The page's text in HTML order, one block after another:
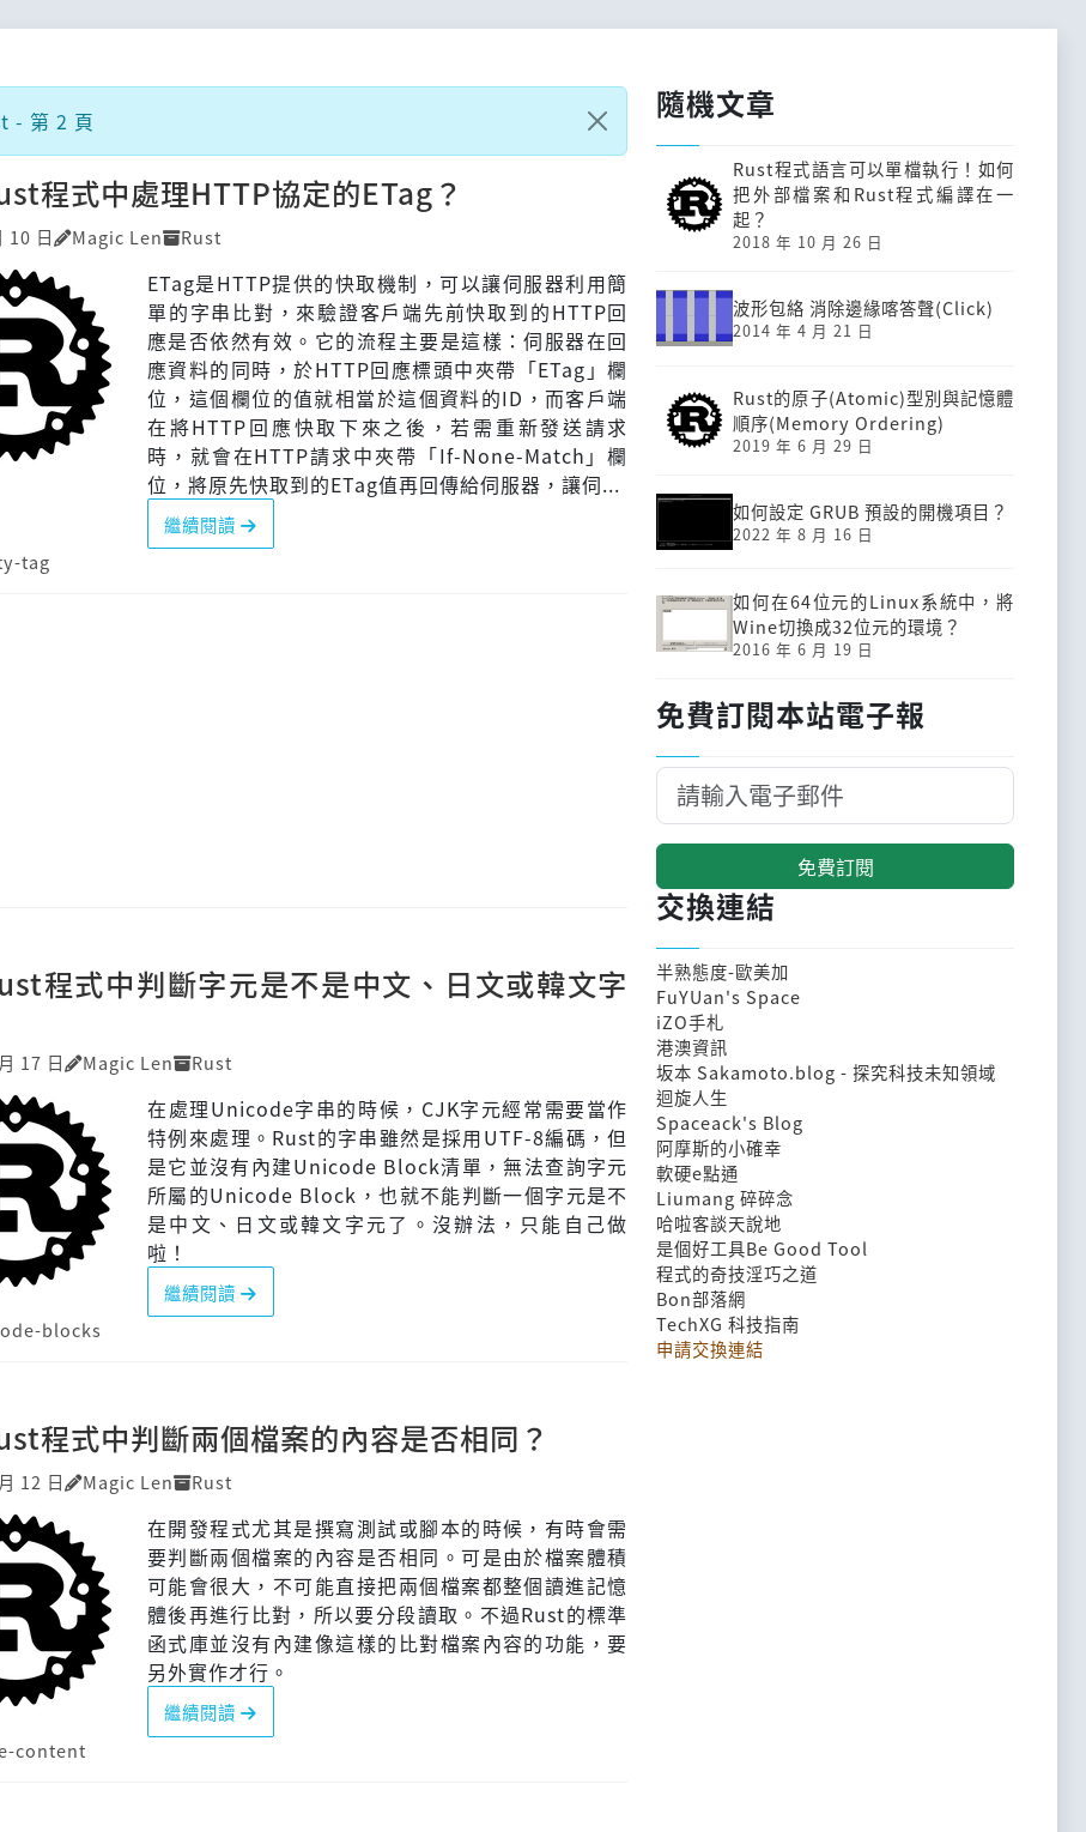
- 第 2 頁
程式中處理HTTP協定的ETag？
10 日 Magic Len Rust
ETag是HTTP提供的快取機制，可以讓伺服器利用簡
單的字串比對，來驗證客戶端先前快取到的HTTP回
應是否依然有效。它的流程主要是這樣：伺服器在回
應資料的同時，於HTTP回應標頭中夾帶「ETag」欄
位，這個欄位的值就相當於這個資料的ID，而客戶端
在將HTTP回應快取下來之後，若需重新發送請求
時，就會在HTTP請求中夾帶「If-None-Match」欄
位，將原先快取到的ETag值再回傳給伺服器，讓伺...
繼續閱讀
tag
程式中判斷字元是不是中文、日文或韓文字
17 日 Magic Len Rust
在處理Unicode字串的時候，CJK字元經常需要當作
特例來處理。Rust的字串雖然是採用UTF-8編碼，但
是它並沒有內建Unicode Block清單，無法查詢字元
所屬的Unicode Block，也就不能判斷一個字元是不
是中文、日文或韓文字元了。沒辦法，只能自己做
啦！
繼續閱讀
blocks
程式中判斷兩個檔案的內容是否相同？
12 日 Magic Len Rust
在開發程式尤其是撰寫測試或腳本的時候，有時會需
要判斷兩個檔案的內容是否相同。可是由於檔案體積
可能會很大，不可能直接把兩個檔案都整個讀進記憶
體後再進行比對，所以要分段讀取。不過Rust的標準
函式庫並沒有內建像這樣的比對檔案內容的功能，要
另外實作才行。
繼續閱讀
content
隨機文章
Rust程式語言可以單檔執行！如何
把外部檔案和Rust程式編譯在一
起？
2018 年 10 月 26 日
波形包絡 消除邊緣喀答聲(Click)
2014 年 4 月 21 日
Rust的原子(Atomic)型別與記憶體
順序(Memory Ordering)
2019 年 6 月 29 日
如何設定 GRUB 預設的開機項目？
2022 年 8 月 16 日
如何在64位元的Linux系統中，將
Wine切換成32位元的環境？
2016 年 6 月 19 日
免費訂閱本站電子報
免費訂閱
交換連結
半熟態度-歐美加
FuYUan's Space
iZO手札
港澳資訊
坂本 Sakamoto.blog - 探究科技未知領域
迴旋人生
Spaceack's Blog
阿摩斯的小確幸
軟硬e點通
Liumang 碎碎念
哈啦客談天說地
是個好工具Be Good Tool
程式的奇技淫巧之道
Bon部落網
TechXG 科技指南
申請交換連結